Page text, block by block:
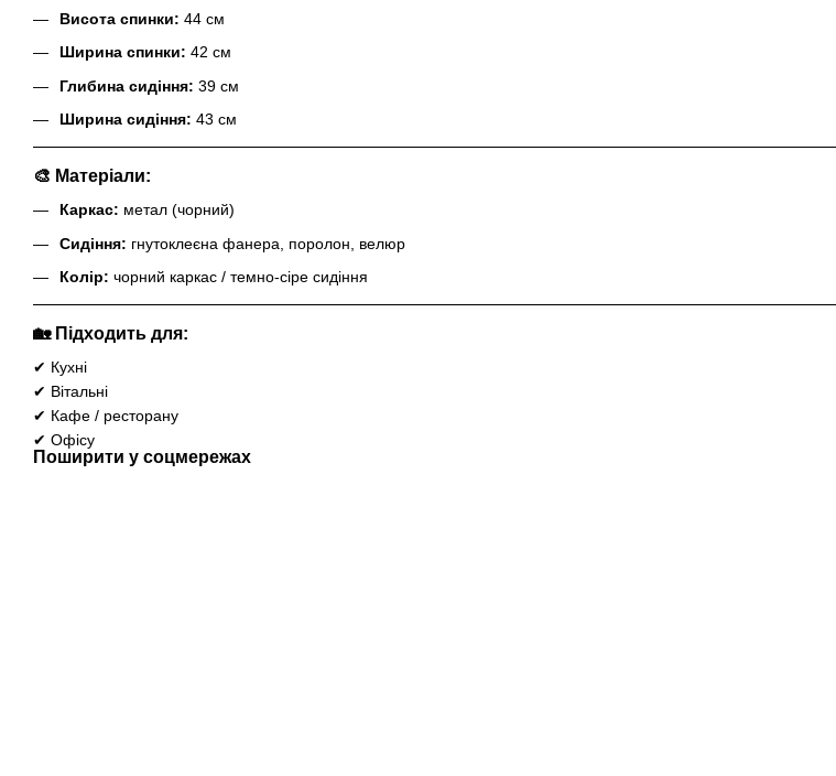
Висота спинки: 44 см
Ширина спинки: 42 см
Глибина сидіння: 39 см
Ширина сидіння: 43 см
🎨 Матеріали:
Каркас: метал (чорний)
Сидіння: гнутоклеєна фанера, поролон, велюр
Колір: чорний каркас / темно-сіре сидіння
🏡 Підходить для:
✔ Кухні
✔ Вітальні
✔ Кафе / ресторану
✔ Офісу
Поширити у соцмережах